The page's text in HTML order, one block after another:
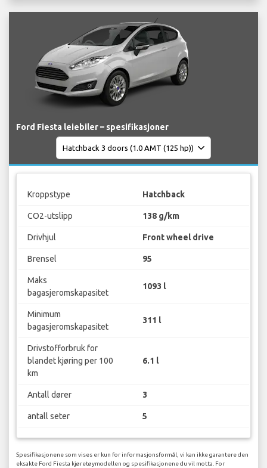
Ford Fiesta leiebiler – spesifikasjoner
Kroppstype Hatchback
CO2-utslipp 138 g/km
Drivhjul Front wheel drive
Brensel 95
Maks
bagasjeromskapasitet
1093 l
Minimum
bagasjeromskapasitet
311 l
Drivstofforbruk for
blandet kjøring per 100
km
6.1 l
Antall dører 3
antall seter 5
Spesifikasjonene som vises er kun for informasjonsformål, vi kan ikke garantere den
eksakte Ford Fiesta kjøretøymodellen og spesifikasjonene du vil motta. For